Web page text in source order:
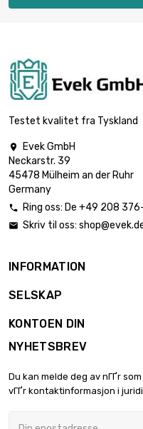
Testet kvalitet fra Tyskland

Evek GmbH
Neckarstr. 39
45478 Mülheim an der Ruhr
Germany
 Ring oss: De +49 208
 Skriv til oss:
INFORMATION
SELSKAP
KONTOEN DIN
NYHETSBREV
Du kan melde deg av nГҐr
vГҐr kontaktinformasjon i